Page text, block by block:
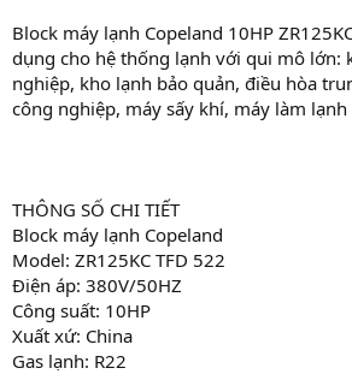
Block máy lạnh Copeland 10HP
dụng cho hệ thống lạnh với qui mô lớn:
nghiệp, kho lạnh bảo quản, điều hòa
công nghiệp, máy sấy khí, máy làm lạnh
THÔNG SỐ CHI TIẾT
Block máy lạnh Copeland
Model: ZR125KC TFD 522
Điện áp: 380V/50HZ
Công suất: 10HP
Xuất xứ: China
Gas lạnh: R22